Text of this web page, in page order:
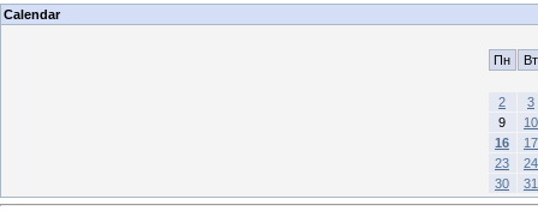
Calendar
Пн Вт
2
3
9
10
16
17
23
24
30
31